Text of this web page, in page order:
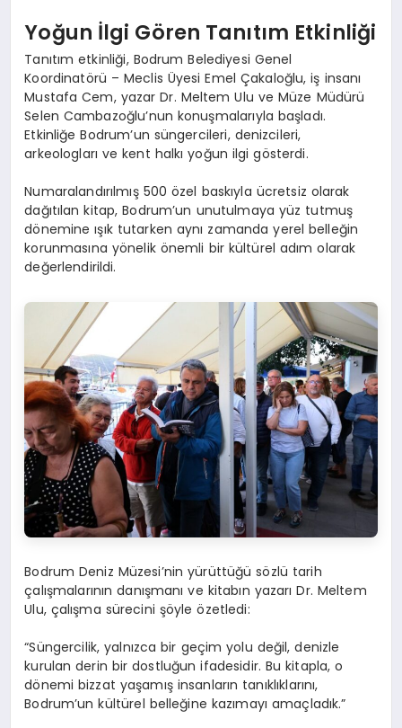
Yoğun İlgi Gören Tanıtım Etkinliği
Tanıtım etkinliği, Bodrum Belediyesi Genel
Koordinatörü – Meclis Üyesi Emel Çakaloğlu, iş insanı
Mustafa Cem, yazar Dr. Meltem Ulu ve Müze Müdürü
Selen Cambazoğlu’nun konuşmalarıyla başladı.
Etkinliğe Bodrum’un süngercileri, denizcileri,
arkeologları ve kent halkı yoğun ilgi gösterdi.
Numaralandırılmış 500 özel baskıyla ücretsiz olarak
dağıtılan kitap, Bodrum’un unutulmaya yüz tutmuş
dönemine ışık tutarken aynı zamanda yerel belleğin
korunmasına yönelik önemli bir kültürel adım olarak
değerlendirildi.
Bodrum Deniz Müzesi’nin yürüttüğü sözlü tarih
çalışmalarının danışmanı ve kitabın yazarı Dr. Meltem
Ulu, çalışma sürecini şöyle özetledi:
“Süngercilik, yalnızca bir geçim yolu değil, denizle
kurulan derin bir dostluğun ifadesidir. Bu kitapla, o
dönemi bizzat yaşamış insanların tanıklıklarını,
Bodrum’un kültürel belleğine kazımayı amaçladık.”